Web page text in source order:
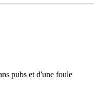
pubs et d'une foule